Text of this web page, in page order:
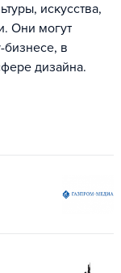
искусства,
Они могут
бизнесе, в
дизайна.